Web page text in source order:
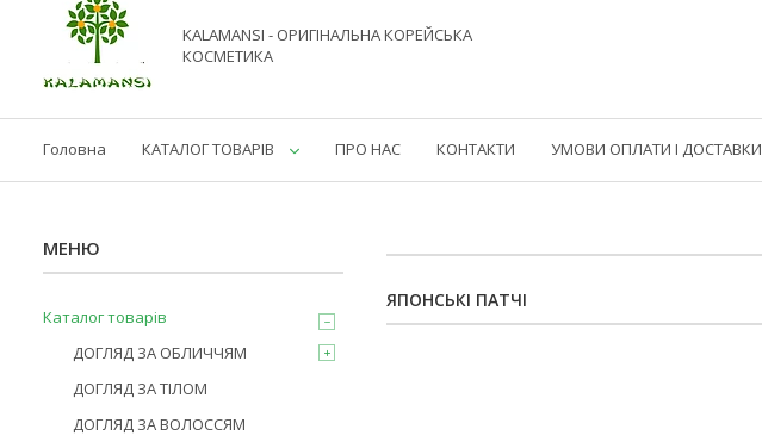
KALAMANSI - ОРИГІНАЛЬНА КОРЕЙСЬКА
КОСМЕТИКА
Головна КАТАЛОГ ТОВАРІВ ПРО НАС КОНТАКТИ УМОВИ ОПЛАТИ І ДОСТАВКИ
ЯПОНСЬКІ ПАТЧІ
Каталог товарів
ДОГЛЯД ЗА ОБЛИЧЧЯМ
ДОГЛЯД ЗА ТІЛОМ
ДОГЛЯД ЗА ВОЛОССЯМ